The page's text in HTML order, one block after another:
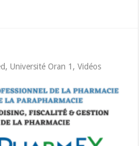
,Université Oran 1 ,Vidéos